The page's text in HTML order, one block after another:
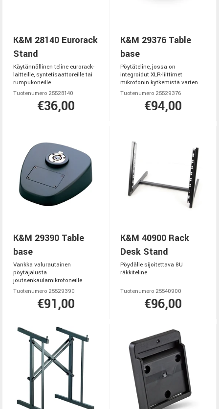
K&M 28140 Eurorack
Stand
Käytännöllinen teline eurorack-
laitteille, syntetisaattoreille tai
rumpukoneille
Tuotenumero 25528140
€36,00
K&M 29376 Table
base
Pöytäteline, jossa on
integroidut XLR-liittimet
mikrofonin kytkemistä varten
Tuotenumero 25529376
€94,00
K&M 29390 Table
base
Vankka valurautainen
pöytäjalusta
joutsenkaulamikrofoneille
Tuotenumero 25529390
€91,00
K&M 40900 Rack
Desk Stand
Pöydälle sijoitettava 8U
räkkiteline
Tuotenumero 25540900
€96,00